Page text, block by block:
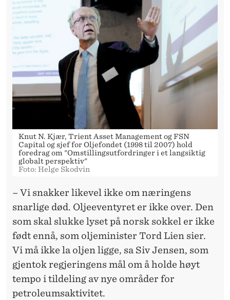
Knut N. Kjær, Trient Asset Management og FSN
Capital og sjef for Oljefondet (1998 til 2007) hold
foredrag om "Omstillingsutfordringer i et langsiktig
globalt perspektiv"
Foto: Helge Skodvin
– Vi snakker likevel ikke om næringens
snarlige død. Oljeeventyret er ikke over. Den
som skal slukke lyset på norsk sokkel er ikke
født ennå, som oljeminister Tord Lien sier.
Vi må ikke la oljen ligge, sa Siv Jensen, som
gjentok regjeringens mål om å holde høyt
tempo i tildeling av nye områder for
petroleumsaktivitet.